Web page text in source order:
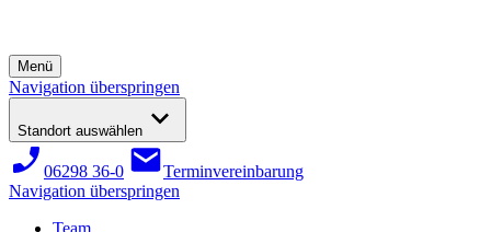
Menü
Navigation überspringen
Standort auswählen
06298 36-0
Terminvereinbarung
Navigation überspringen
Team